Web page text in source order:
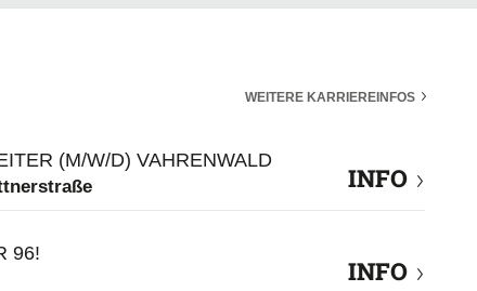
WEITERE KARRIEREINFOS
(M/W/D) VAHRENWALD
INFO
96!
INFO